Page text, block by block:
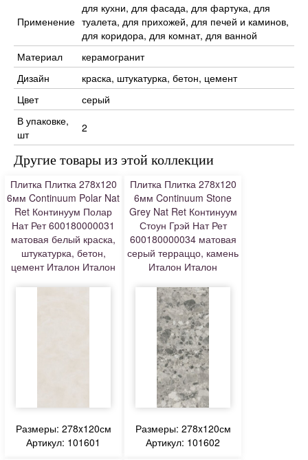
Применение
для кухни, для фасада, для фартука, для
туалета, для прихожей, для печей и каминов,
для коридора, для комнат, для ванной
Материал
керамогранит
Дизайн
краска, штукатурка, бетон, цемент
Цвет
серый
В упаковке,
шт
2
Другие товары из этой коллекции
Плитка Плитка 278x120
6мм Continuum Polar Nat
Ret Континуум Полар
Нат Рет 600180000031
матовая белый краска,
штукатурка, бетон,
цемент Италон Италон
Размеры: 278x120см
Артикул: 101601
Плитка Плитка 278x120
6мм Continuum Stone
Grey Nat Ret Континуум
Стоун Грэй Нат Рет
600180000034 матовая
серый терраццо, камень
Италон Италон
Размеры: 278x120см
Артикул: 101602